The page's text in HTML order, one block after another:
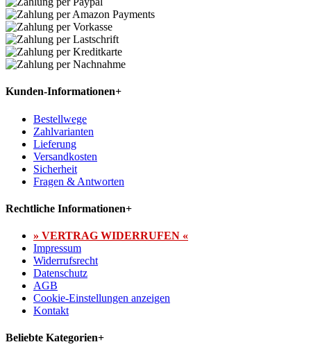
Kunden-Informationen+
Bestellwege
Zahlvarianten
Lieferung
Versandkosten
Sicherheit
Fragen & Antworten
Rechtliche Informationen+
» VERTRAG WIDERRUFEN «
Impressum
Widerrufsrecht
Datenschutz
AGB
Cookie-Einstellungen anzeigen
Kontakt
Beliebte Kategorien+